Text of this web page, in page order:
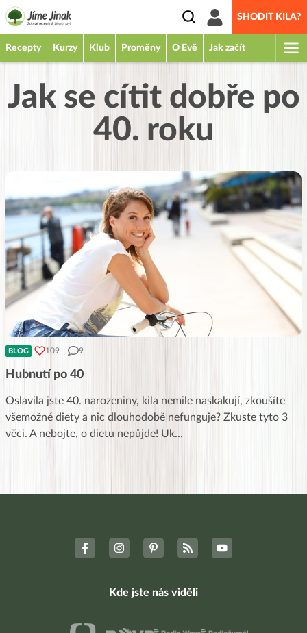
SHODIT KILA?
Recepty Kurzy Klub Proměny O Evě Jak začít
Jak se cítit dobře po
40. roku
BLOG 109 9
Hubnutí po 40
Oslavila jste 40. narozeniny, kila nemile naskakují, zkoušíte
všemožné diety a nic dlouhodobě nefunguje? Zkuste tyto 3
věci. A nebojte, o dietu nepůjde! Uk...
Kde jste nás viděli